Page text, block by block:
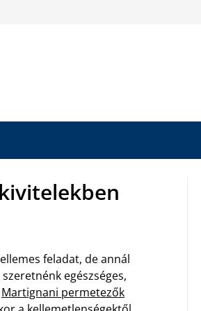
feladat, de annál
egészséges,
Martignani permetezők